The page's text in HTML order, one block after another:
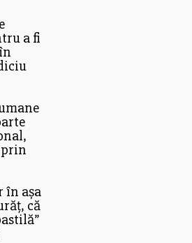
a fi
prin
în așa
că